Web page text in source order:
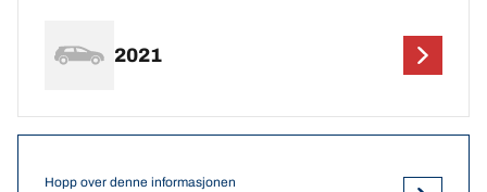
2021
Hopp over denne informasjonen